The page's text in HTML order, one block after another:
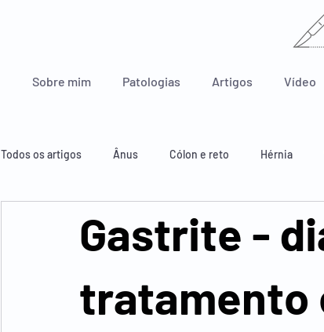
Sobre mim Patologias Artigos Vídeo
Todos os artigos Ânus Cólon e reto Hérnia
Glândulas endócrinas Esófago e estômago
Gastrite -
tratamento